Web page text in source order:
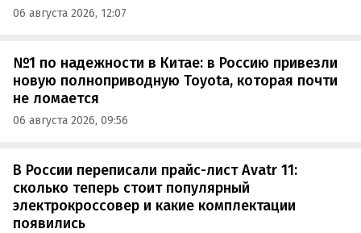
06 августа 2026, 12:07
№1 по надежности в Китае: в Россию привезли
новую полноприводную Toyota, которая почти
не ломается
06 августа 2026, 09:56
В России переписали прайс-лист Avatr 11:
сколько теперь стоит популярный
электрокроссовер и какие комплектации
появились